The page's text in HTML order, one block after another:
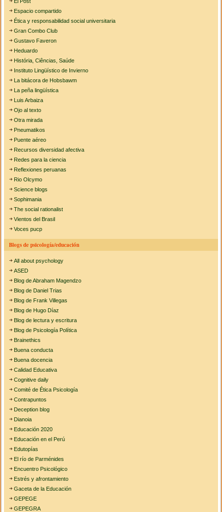
Espacio compartido
Ética y responsabilidad social universitaria
Gran Combo Club
Gustavo Faveron
Heduardo
História, Ciências, Saúde
Instituto Lingüístico de Invierno
La bitácora de Hobsbawm
La peña lingüística
Luis Arbaiza
Ojo al texto
Otra mirada
Pneumatikos
Puente aéreo
Recursos diversidad afectiva
Redes para la ciencia
Reflexiones peruanas
Rio Olcymo
Science blogs
Sophimania
The social rationalist
Vientos del Brasil
Voces pucp
Blogs de psicología/educación
All about psychology
ASED
Blog de Abraham Magendzo
Blog de Daniel Trias
Blog de Frank Villegas
Blog de Hugo Díaz
Blog de lectura y escritura
Blog de Psicología Política
Brainethics
Buena conducta
Buena docencia
Calidad Educativa
Cognitive daily
Comité de Ética Psicología
Contrapuntos
Deception blog
Dianoia
Educación 2020
Educación en el Perú
Edutopías
El río de Parménides
Encuentro Psicológico
Estrés y afrontamiento
Gaceta de la Educación
GEPEGE
GEPEGRA